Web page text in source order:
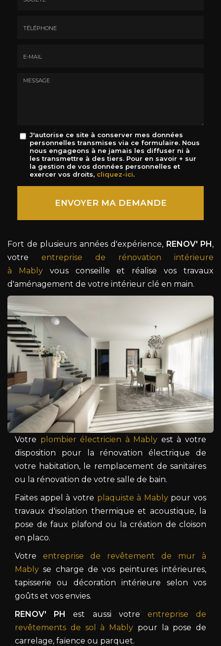
Message
J'autorise ce site à conserver mes données
personnelles transmises via ce formulaire. Nous
nous engageons à ne jamais les diffuser ni à
les transmettre à des tiers. Pour en savoir + sur
la gestion de vos données personnelles et
exercer vos droits, cliquez-ici.
Acceptation
ENVOYER MA DEMANDE
Fort de plusieurs années d'expérience, RENOV' PH ,
votre entreprise de rénovation intérieure
à Mablyvous conseille et réalise vos travaux
d'aménagement de votre intérieur clé en main.
Votre plombier électricien à Mably est à votre
disposition pour la rénovation électrique de
votre habitation, le remplacement de sanitaires
ou la rénovation de votre salle de bain.
Faites appel à votre plaquiste à Mablypour vos
travaux d'isolation thermique et acoustique, la
pose de faux plafond ou la création de cloison
en placo.
Votre entreprise de revêtement de mur à
Mably se charge de vos peintures intérieures,
tapisserie ou décoration intérieure selon vos
goûts et vos envies.
RENOV' PH
est aussi votre entreprise de
revêtements de sol à Mably pour la pose de
carrelage, faïence ou parquet.